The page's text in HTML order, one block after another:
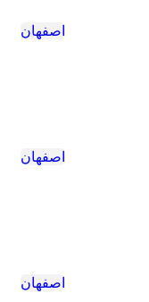
اصفهان
اصفهان
اصفهان